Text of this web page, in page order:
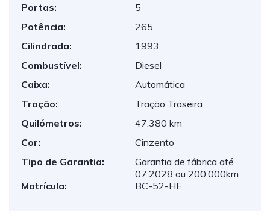
Portas:
5
Potência:
265
Cilindrada:
1993
Combustível:
Diesel
Caixa:
Automática
Tração:
Tração Traseira
Quilómetros:
47.380 km
Cor:
Cinzento
Tipo de Garantia:
Garantia de fábrica até
07.2028 ou 200.000km
Matrícula:
BC-52-HE